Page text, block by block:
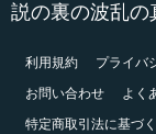
説の裏の波乱の
利用規約
プライバ
お問い合わせ
よく
特定商取引法に基づ